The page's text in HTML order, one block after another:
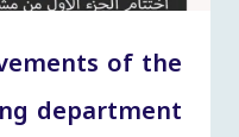
of the
department